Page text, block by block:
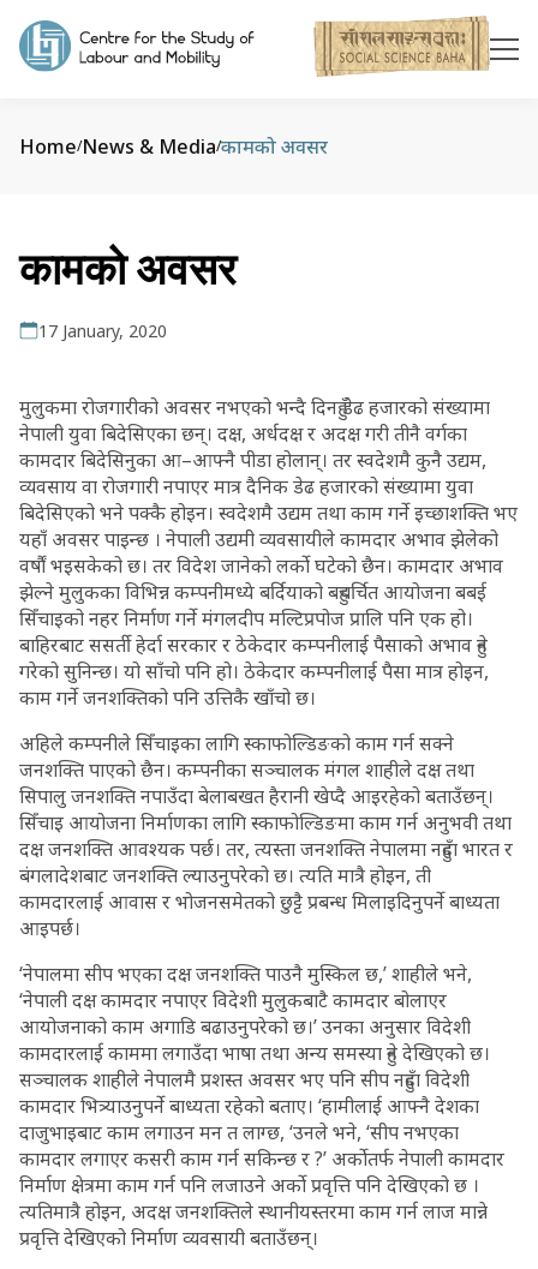
Home/News & Media/कामको अवसर
कामको अवसर
17 January, 2020
मुलुकमा रोजगारीको अवसर नभएको भन्दै दिनहुँ डेढ हजारको संख्यामा
नेपाली युवा बिदेसिएका छन्। दक्ष, अर्धदक्ष र अदक्ष गरी तीनै वर्गका
कामदार बिदेसिनुका आ–आफ्नै पीडा होलान्। तर स्वदेशमै कुनै उद्यम,
व्यवसाय वा रोजगारी नपाएर मात्र दैनिक डेढ हजारको संख्यामा युवा
बिदेसिएको भने पक्कै होइन। स्वदेशमै उद्यम तथा काम गर्ने इच्छाशक्ति भए
यहाँ अवसर पाइन्छ । नेपाली उद्यमी व्यवसायीले कामदार अभाव झेलेको
वर्षौं भइसकेको छ। तर विदेश जानेको लर्को घटेको छैन। कामदार अभाव
झेल्ने मुलुकका विभिन्न कम्पनीमध्ये बर्दियाको बहुचर्चित आयोजना बबई
सिँचाइको नहर निर्माण गर्ने मंगलदीप मल्टिप्रपोज प्रालि पनि एक हो।
बाहिरबाट ससर्ती हेर्दा सरकार र ठेकेदार कम्पनीलाई पैसाको अभाव हुने
गरेको सुनिन्छ। यो साँचो पनि हो। ठेकेदार कम्पनीलाई पैसा मात्र होइन,
काम गर्ने जनशक्तिको पनि उत्तिकै खाँचो छ।
अहिले कम्पनीले सिँचाइका लागि स्काफोल्डिङको काम गर्न सक्ने
जनशक्ति पाएको छैन। कम्पनीका सञ्चालक मंगल शाहीले दक्ष तथा
सिपालु जनशक्ति नपाउँदा बेलाबखत हैरानी खेप्दै आइरहेको बताउँछन्।
सिँचाइ आयोजना निर्माणका लागि स्काफोल्डिङमा काम गर्न अनुभवी तथा
दक्ष जनशक्ति आवश्यक पर्छ। तर, त्यस्ता जनशक्ति नेपालमा नहुँदा भारत र
बंगलादेशबाट जनशक्ति ल्याउनुपरेको छ। त्यति मात्रै होइन, ती
कामदारलाई आवास र भोजनसमेतको छुट्टै प्रबन्ध मिलाइदिनुपर्ने बाध्यता
आइपर्छ।
‘नेपालमा सीप भएका दक्ष जनशक्ति पाउनै मुस्किल छ,’ शाहीले भने,
‘नेपाली दक्ष कामदार नपाएर विदेशी मुलुकबाटै कामदार बोलाएर
आयोजनाको काम अगाडि बढाउनुपरेको छ।’ उनका अनुसार विदेशी
कामदारलाई काममा लगाउँदा भाषा तथा अन्य समस्या हुने देखिएको छ।
सञ्चालक शाहीले नेपालमै प्रशस्त अवसर भए पनि सीप नहुँदा विदेशी
कामदार भित्र्याउनुपर्ने बाध्यता रहेको बताए। ‘हामीलाई आफ्नै देशका
दाजुभाइबाट काम लगाउन मन त लाग्छ, ‘उनले भने, ‘सीप नभएका
कामदार लगाएर कसरी काम गर्न सकिन्छ र ?’ अर्काेतर्फ नेपाली कामदार
निर्माण क्षेत्रमा काम गर्न पनि लजाउने अर्काे प्रवृत्ति पनि देखिएको छ ।
त्यतिमात्रै होइन, अदक्ष जनशक्तिले स्थानीयस्तरमा काम गर्न लाज मान्ने
प्रवृत्ति देखिएको निर्माण व्यवसायी बताउँछन्।